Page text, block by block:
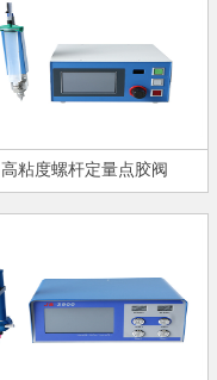
高粘度螺杆定量点胶阀